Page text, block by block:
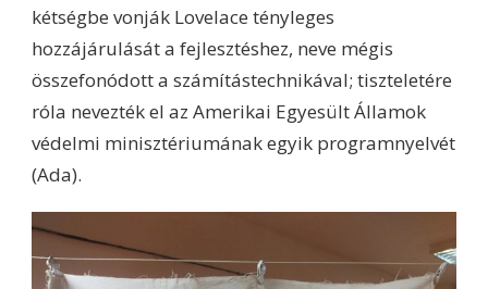
kétségbe vonják Lovelace tényleges
hozzájárulását a fejlesztéshez, neve mégis
összefonódott a számítástechnikával; tiszteletére
róla nevezték el az Amerikai Egyesült Államok
védelmi minisztériumának egyik programnyelvét
(Ada).